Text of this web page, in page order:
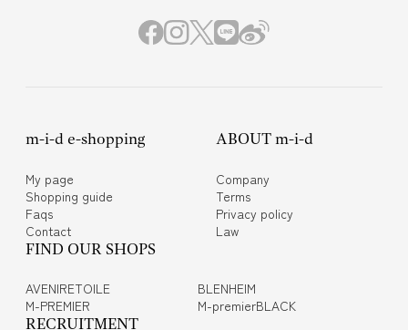
m-i-d e-shopping
My page
Shopping guide
Faqs
Contact
ABOUT m-i-d
Company
Terms
Privacy policy
Law
FIND OUR SHOPS
AVENIRETOILE
BLENHEIM
M-PREMIER
M-premierBLACK
RECRUITMENT